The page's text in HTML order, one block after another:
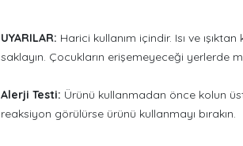
UYARILAR: Harici kullanım içindir. Isı ve
saklayın. Çocukların erişemeyeceği yerlerde
Alerji Testi: Ürünü kullanmadan önce kolun
reaksiyon görülürse ürünü kullanmayı bırakın.